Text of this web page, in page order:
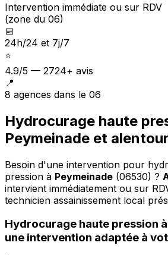
Intervention immédiate ou sur RDV
(zone du 06)
📅
24h/24 et 7j/7
⭐
4.9/5 — 2724+ avis
📍
8 agences dans le 06
Hydrocurage haute
Peymeinade et
Besoin d'une intervention pour
pression à Peymeinade (06530) ?
intervient immédiatement ou sur
technicien assainissement local
Hydrocurage haute pression
une intervention adaptée à